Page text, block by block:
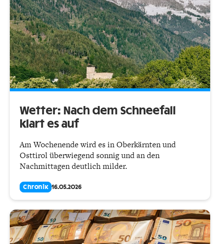
Wetter: Nach dem Schneefall
klart es auf
Am Wochenende wird es in Oberkärnten und
Osttirol überwiegend sonnig und an den
Nachmittagen deutlich milder.
Chronik 16.05.2026